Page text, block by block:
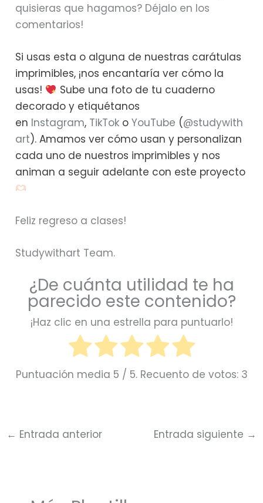
quisieras que hagamos? Déjalo en los
comentarios!
Si usas esta o alguna de nuestras carátulas
imprimibles, ¡nos encantaría ver cómo la
usas!
Sube una foto de tu cuaderno
decorado y etiquétanos
en Instagram, TikTok oYouTube (@studywith
art). Amamos ver cómo usan y personalizan
cada uno de nuestros imprimibles y nos
animan a seguir adelante con este proyecto
Feliz regreso a clases!
Studywithart Team.
¿De cuánta utilidad te ha
parecido este contenido?
¡Haz clic en una estrella para puntuarlo!
Puntuación media 5 / 5. Recuento de votos: 3
← Entrada anterior Entrada siguiente →